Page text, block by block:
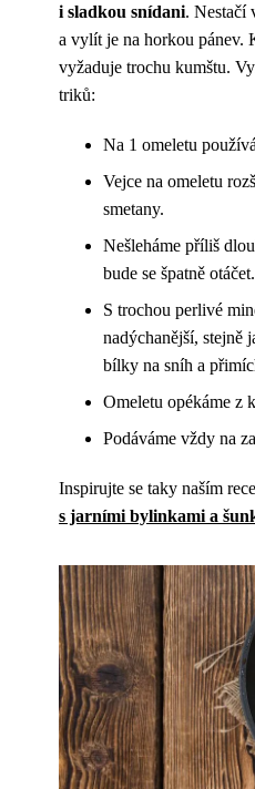
i sladkou snídani. Nestačí
a vylít je na horkou pánev.
vyžaduje trochu kumštu.
triků:
Na 1 omeletu
Vejce na omeletu
smetany.
Nešleháme příliš
bude se špatně otáčet.
S trochou perlivé
nadýchanější, stejně
bílky na sníh a
Omeletu opékáme z
Podáváme vždy na
Inspirujte se taky naším
s jarními bylinkami a